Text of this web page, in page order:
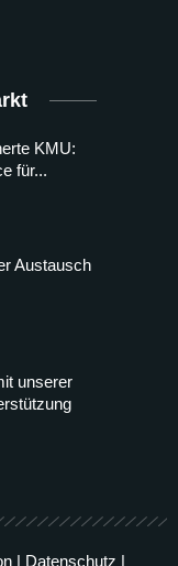
KMU:
für...
Austausch
unserer
| Datenschutz |